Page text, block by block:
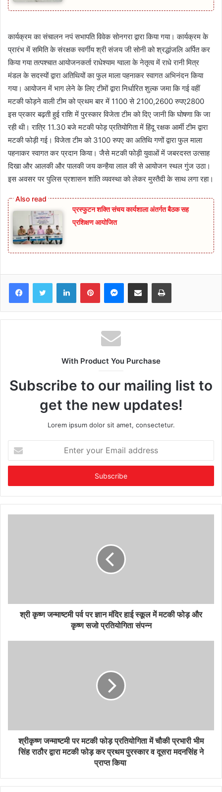
कार्यक्रम का संचालन नपं सभापति विवेक सोनगरा द्वारा किया गया। कार्यक्रम के
प्रारंभ में समिति के संरक्षक स्वर्गीय श्री संजय जी सोनी को श्रद्धांजलि अर्पित कर
किया गया तत्पश्चात आयोजनकर्ता राधेश्याम ग्वाला के नेतृत्व में राधे रानी मित्र
मंडल के सदस्यों द्वारा अतिथियों का फुल माला पहनाकर स्वागत अभिनंदन किया
गया। आयोजन में भाग लेने के लिए टीमों द्वारा निर्धारित शुल्क जमा कि गई वहीं
मटकी फोड़ने वाली टीम को प्रथम बार में 1100 से 2100,2600 रुपए2800
इस प्रकार बढ़ती हुई राशि में पुरस्कार विजेता टीम को दिए जानी कि घोषणा कि जा
रही थी। रात्रि 11.30 बजे मटकी फोड़ प्रतियोगिता में हिंदू रक्षक आर्मी टीम द्वारा
मटकी फोड़ी गई। विजेता टीम को 3100 रुपए का अतिथि गणों द्वारा फुल माला
पहनाकर स्वागत कर प्रदान किया। जैसे मटकी फोड़ी युवाओं में जबरदस्त उत्साह
दिखा और आलकी और पालकी जय कन्हैया लाल की से आयोजन स्थल गुंज उठा।
इस अवसर पर पुलिस प्रशासन शांति व्यवस्था को लेकर मुस्तैदी के साथ लगा रहा।
प्रस्फुटन शक्ति संचय कार्यशाला अंतर्गत बैठक सह
प्रशिक्षण आयोजित
FacebookTwitter LinkedInPinterestMessenger
Share via Email Print
With Product You Purchase
Subscribe to our mailing list to
get the new updates!
Lorem ipsum dolor sit amet, consectetur.
your
Email
श्री कृष्ण जन्माष्टमी पर्व पर ज्ञान मंदिर हाई स्कूल में मटकी फोड़ और
कृष्ण सजो प्रतियोगिता संपन्न
श्रीकृष्ण जन्माष्टमी पर मटकी फोड़ प्रतियोगिता में चौकी प्रभारी भीम
सिंह राठौर द्वारा मटकी फोड़ कर प्रथम पुरस्कार व दूसरा मदनसिंह ने
प्राप्त किया